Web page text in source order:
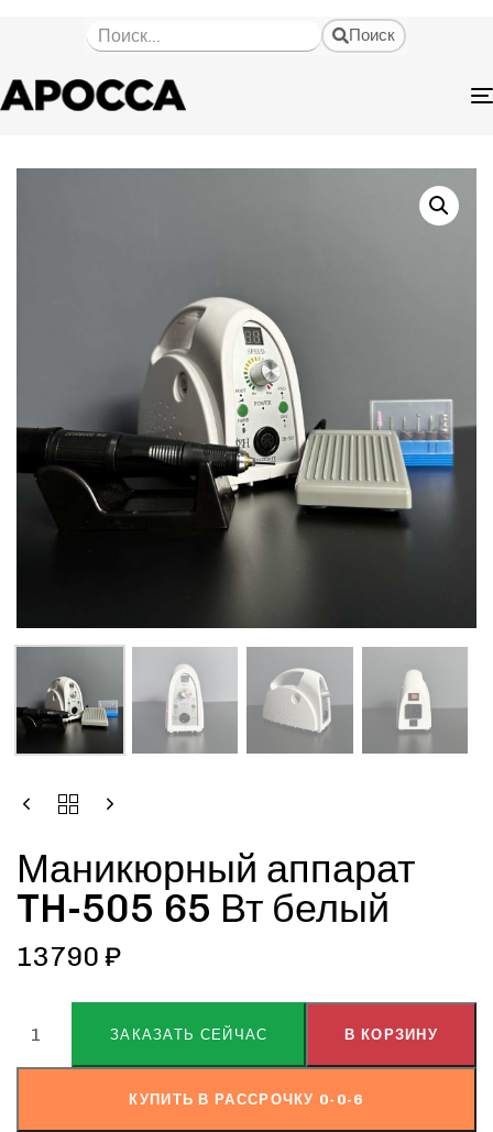
Поиск
Маникюрный аппарат
TH-505 65 Вт белый
13790 ₽
ЗАКАЗАТЬ СЕЙЧАС В КОРЗИНУ
КУПИТЬ В РАССРОЧКУ 0-0-6